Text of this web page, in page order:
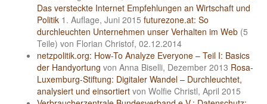
Das versteckte Internet Empfehlungen an Wirtschaft und
Politik 1. Auflage, Juni 2015 futurezone.at: So
durchleuchten Unternehmen unser Verhalten im Web (5
Teile) von Florian Christof, 02.12.2014
netzpolitik.org: How-To Analyze Everyone – Teil I: Basics
der Handyortung von Anna Biselli, Dezember 2013 Rosa-
Luxemburg-Stiftung: Digitaler Wandel – Durchleuchtet,
analysiert und einsortiert von Wolfie Christl, April 2015